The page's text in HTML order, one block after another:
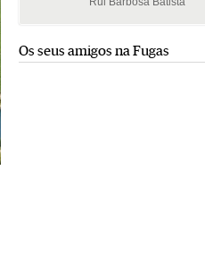
Os seus amigos na Fugas